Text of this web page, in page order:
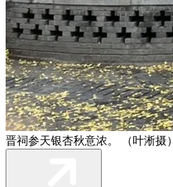
晋祠参天银杏秋意浓。 （叶淅摄）